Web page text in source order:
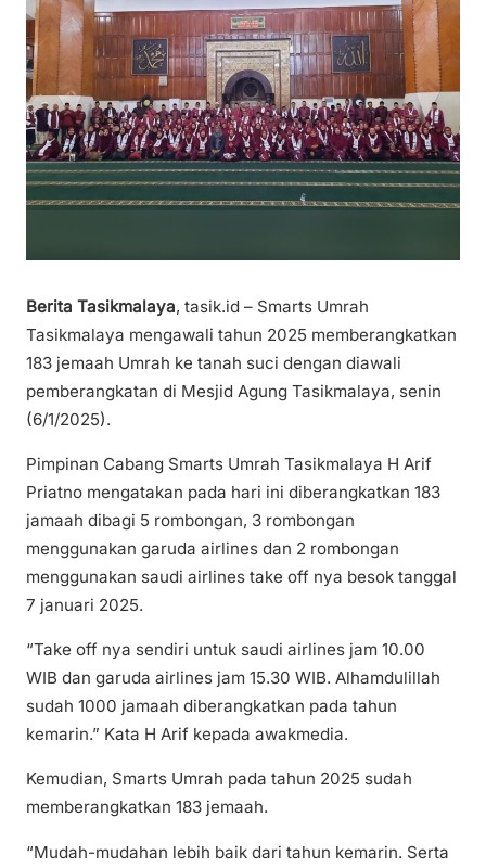
Berita Tasikmalaya, tasik.id – Smarts Umrah
Tasikmalaya mengawali tahun 2025 memberangkatkan
183 jemaah Umrah ke tanah suci dengan diawali
pemberangkatan di Mesjid Agung Tasikmalaya, senin
(6/1/2025).
Pimpinan Cabang Smarts Umrah Tasikmalaya H Arif
Priatno mengatakan pada hari ini diberangkatkan 183
jamaah dibagi 5 rombongan, 3 rombongan
menggunakan garuda airlines dan 2 rombongan
menggunakan saudi airlines take off nya besok tanggal
7 januari 2025.
“Take off nya sendiri untuk saudi airlines jam 10.00
WIB dan garuda airlines jam 15.30 WIB. Alhamdulillah
sudah 1000 jamaah diberangkatkan pada tahun
kemarin.” Kata H Arif kepada awakmedia.
Kemudian, Smarts Umrah pada tahun 2025 sudah
memberangkatkan 183 jemaah.
“Mudah-mudahan lebih baik dari tahun kemarin. Serta